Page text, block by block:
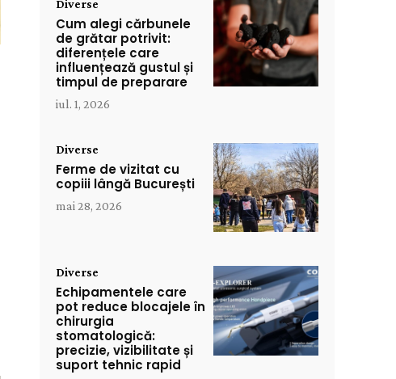
Diverse
Cum alegi cărbunele
de grătar potrivit:
diferențele care
influențează gustul și
timpul de preparare
iul. 1, 2026
Diverse
Ferme de vizitat cu
copiii lângă București
mai 28, 2026
Diverse
Echipamentele care
pot reduce blocajele în
chirurgia
stomatologică:
precizie, vizibilitate și
suport tehnic rapid